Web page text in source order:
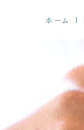
ホーム